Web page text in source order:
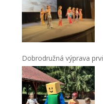
Dobrodružná výprava